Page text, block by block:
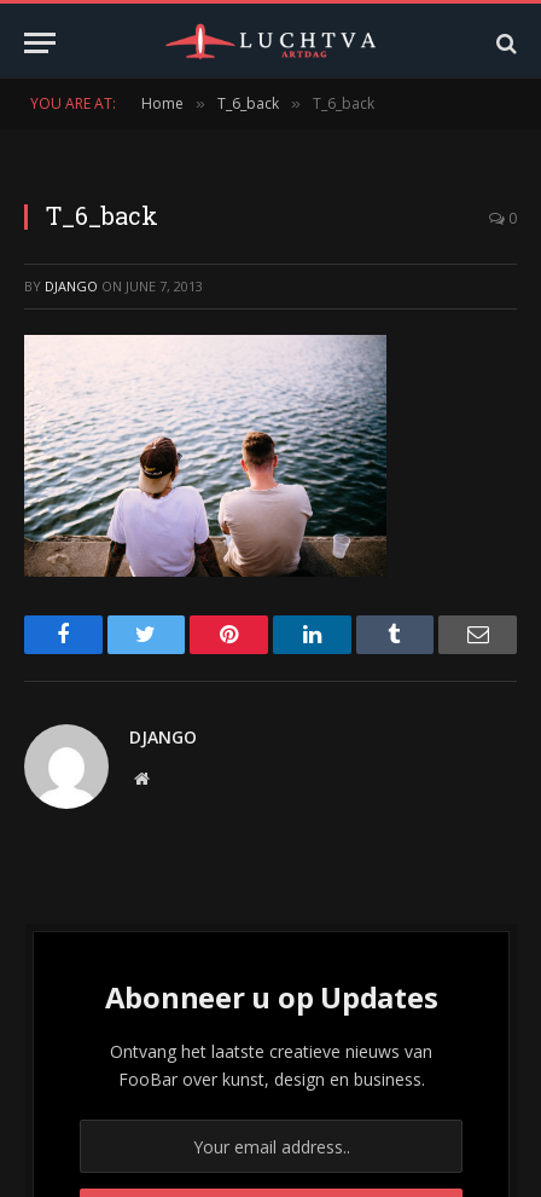
YOU ARE AT: Home » T_6_back » T_6_back
T_6_back 0
BY DJANGO ON JUNE 7, 2013
Facebook Pinterest LinkedIn Email
DJANGO
Website
Abonneer u op Updates
Ontvang het laatste creatieve nieuws van
FooBar over kunst, design en business.